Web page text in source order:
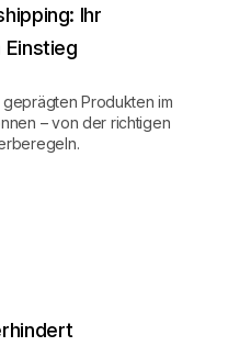
Ihr
Produkten im
– von der richtigen